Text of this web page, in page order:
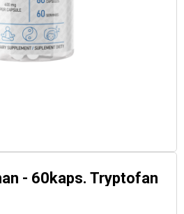
- 60kaps. Tryptofan